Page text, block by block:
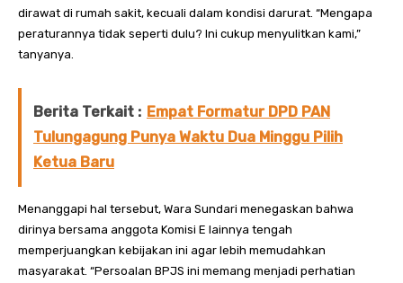
dirawat di rumah sakit, kecuali dalam kondisi darurat. “Mengapa
peraturannya tidak seperti dulu? Ini cukup menyulitkan kami,”
tanyanya.
Berita Terkait : Empat Formatur DPD PAN
Tulungagung Punya Waktu Dua Minggu Pilih
Ketua Baru
Menanggapi hal tersebut, Wara Sundari menegaskan bahwa
dirinya bersama anggota Komisi E lainnya tengah
memperjuangkan kebijakan ini agar lebih memudahkan
masyarakat. “Persoalan BPJS ini memang menjadi perhatian